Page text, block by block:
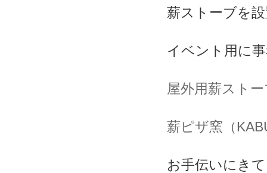
薪ストーブを
イベント用に
屋外用薪スト
薪ピザ窯（
お手伝いにき